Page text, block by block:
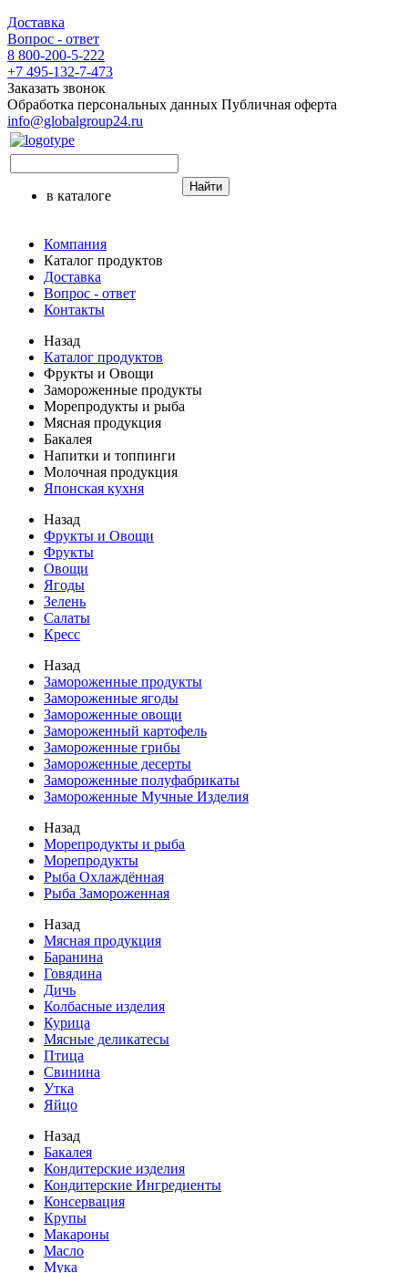
Доставка
Вопрос - ответ
8 800-200-5-222
+7 495-132-7-473
Заказать звонок
Обработка персональных данных Публичная оферта
info@globalgroup24.ru
в каталоге
Найти
Компания
Каталог продуктов
Доставка
Вопрос - ответ
Контакты
Назад
Каталог продуктов
Фрукты и Овощи
Замороженные продукты
Морепродукты и рыба
Мясная продукция
Бакалея
Напитки и топпинги
Молочная продукция
Японская кухня
Назад
Фрукты и Овощи
Фрукты
Овощи
Ягоды
Зелень
Салаты
Кресс
Назад
Замороженные продукты
Замороженные ягоды
Замороженные овощи
Замороженный картофель
Замороженные грибы
Замороженные десерты
Замороженные полуфабрикаты
Замороженные Мучные Изделия
Назад
Морепродукты и рыба
Морепродукты
Рыба Охлаждённая
Рыба Замороженная
Назад
Мясная продукция
Баранина
Говядина
Дичь
Колбасные изделия
Курица
Мясные деликатесы
Птица
Свинина
Утка
Яйцо
Назад
Бакалея
Кондитерские изделия
Кондитерские Ингредиенты
Консервация
Крупы
Макароны
Масло
Мука